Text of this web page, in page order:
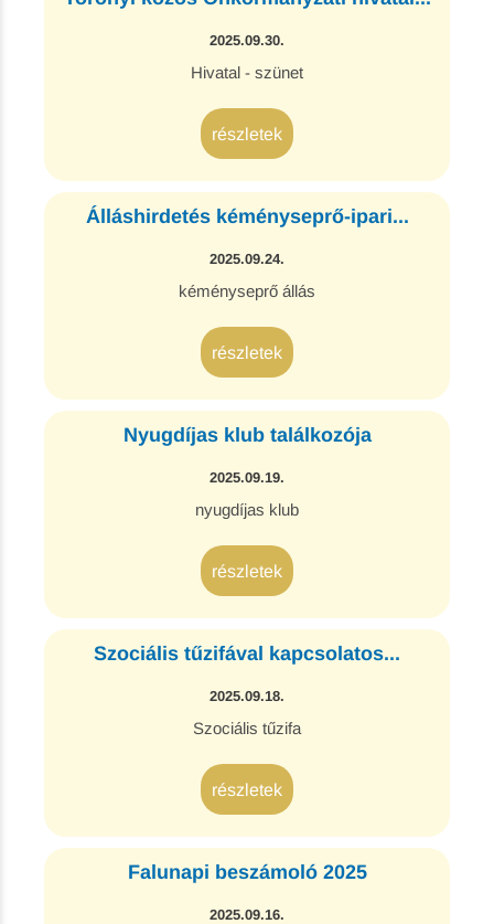
2025.09.30.
Hivatal - szünet
részletek
Álláshirdetés kéményseprő-ipari...
2025.09.24.
kéményseprő állás
részletek
Nyugdíjas klub találkozója
2025.09.19.
nyugdíjas klub
részletek
Szociális tűzifával kapcsolatos...
2025.09.18.
Szociális tűzifa
részletek
Falunapi beszámoló 2025
2025.09.16.